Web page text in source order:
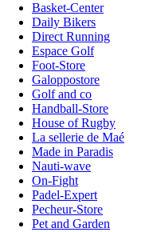
Basket-Center
Daily Bikers
Direct Running
Espace Golf
Foot-Store
Galoppostore
Golf and co
Handball-Store
House of Rugby
La sellerie de Maé
Made in Paradis
Nauti-wave
On-Fight
Padel-Expert
Pecheur-Store
Pet and Garden